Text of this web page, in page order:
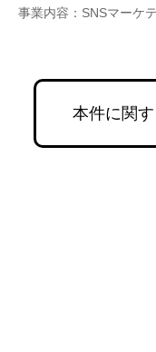
事業内容：SNSマーケ
本件に関